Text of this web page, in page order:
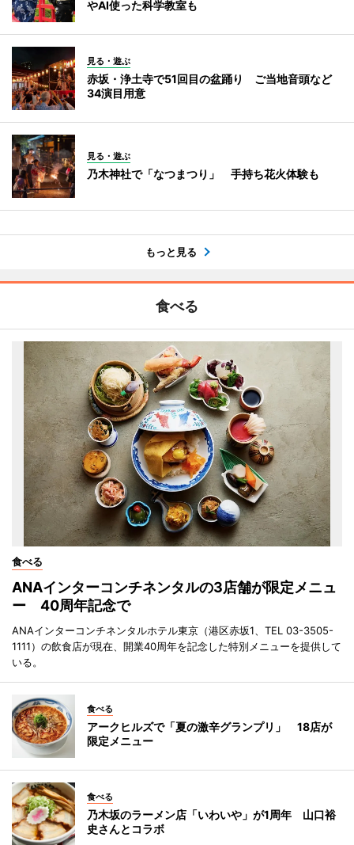
やAI使った科学教室も
見る・遊ぶ
赤坂・浄土寺で51回目の盆踊り ご当地音頭など
34演目用意
見る・遊ぶ
乃木神社で「なつまつり」 手持ち花火体験も
もっと見る
食べる
食べる
ANAインターコンチネンタルの3店舗が限定メニュ
ー 40周年記念で
ANAインターコンチネンタルホテル東京（港区赤坂1、TEL 03-3505-
1111）の飲食店が現在、開業40周年を記念した特別メニューを提供して
いる。
食べる
アークヒルズで「夏の激辛グランプリ」 18店が
限定メニュー
食べる
乃木坂のラーメン店「いわいや」が1周年 山口裕
史さんとコラボ